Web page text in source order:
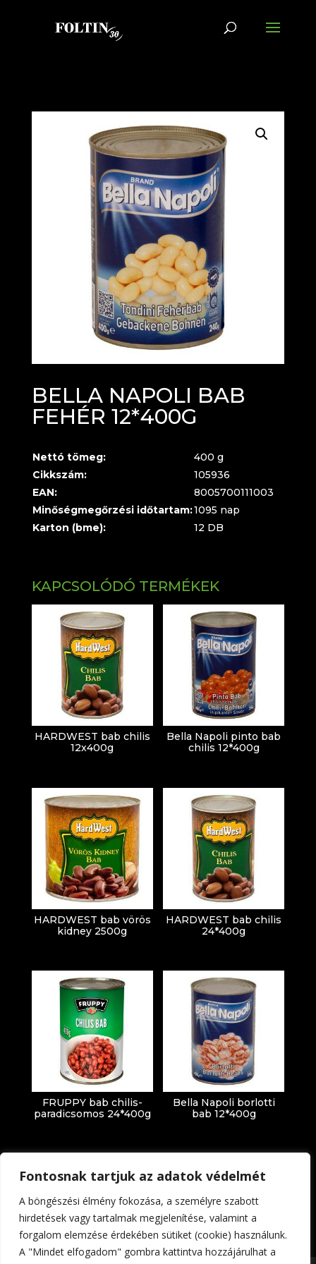
Fontosnak tartjuk az adatok védelmét
A böngészési élmény fokozása, a személyre szabott
hirdetések vagy tartalmak megjelenítése, valamint a
forgalom elemzése érdekében sütiket (cookie) használunk.
A "Mindet elfogadom" gombra kattintva hozzájárulhat a
BELLA NAPOLI BAB
FEHÉR 12*400G
Nettó tömeg:
400 g
Cikkszám:
105936
EAN:
8005700111003
Minőségmegőrzési időtartam:1095 nap
Karton (bme):
12 DB
KAPCSOLÓDÓ TERMÉKEK
HARDWEST bab chilis
12x400g
Bella Napoli pinto bab
chilis 12*400g
HARDWEST bab vörös
kidney 2500g
HARDWEST bab chilis
24*400g
FRUPPY bab chilis-
paradicsomos 24*400g
Bella Napoli borlotti
bab 12*400g
Impresszum Adatkezelési tájékoztató